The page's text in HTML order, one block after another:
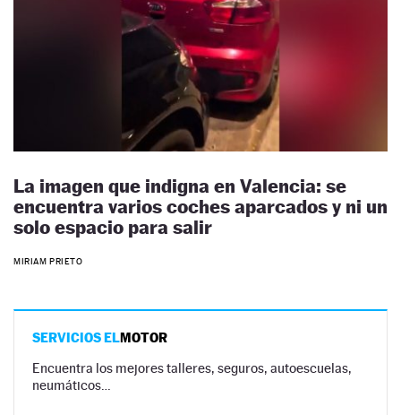
La imagen que indigna en Valencia: se
encuentra varios coches aparcados y ni un
solo espacio para salir
MIRIAM PRIETO
SERVICIOS ELMOTOR
Encuentra los mejores talleres, seguros, autoescuelas,
neumáticos…